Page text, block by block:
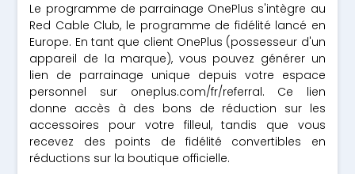
Le programme de parrainage OnePlus s'intègre au
Red Cable Club, le programme de fidélité lancé en
Europe. En tant que client OnePlus (possesseur d'un
appareil de la marque), vous pouvez générer un
lien de parrainage unique depuis votre espace
personnel sur oneplus.com/fr/referral. Ce lien
donne accès à des bons de réduction sur les
accessoires pour votre filleul, tandis que vous
recevez des points de fidélité convertibles en
réductions sur la boutique officielle.